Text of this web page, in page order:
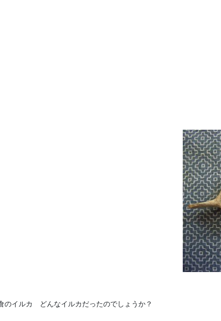
のイルカ どんなイルカだったのでしょうか？